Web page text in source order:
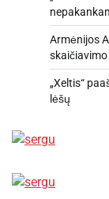
Armėnijos
„Xeltis“
lėšų